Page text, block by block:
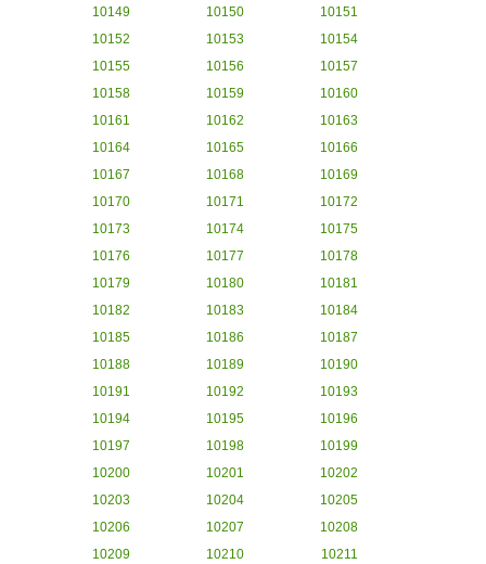
10149
10150
10151
10152
10153
10154
10155
10156
10157
10158
10159
10160
10161
10162
10163
10164
10165
10166
10167
10168
10169
10170
10171
10172
10173
10174
10175
10176
10177
10178
10179
10180
10181
10182
10183
10184
10185
10186
10187
10188
10189
10190
10191
10192
10193
10194
10195
10196
10197
10198
10199
10200
10201
10202
10203
10204
10205
10206
10207
10208
10209
10210
10211